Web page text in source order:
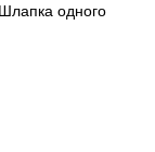
одного